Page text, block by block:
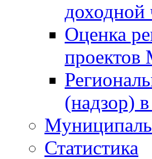
доходной
Оценка
(надзор)
Статистика